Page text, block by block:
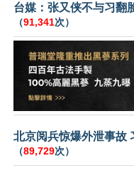
台媒：张又侠不与习翻
（91,341次）
北京阅兵惊爆外泄事故
（89,729次）